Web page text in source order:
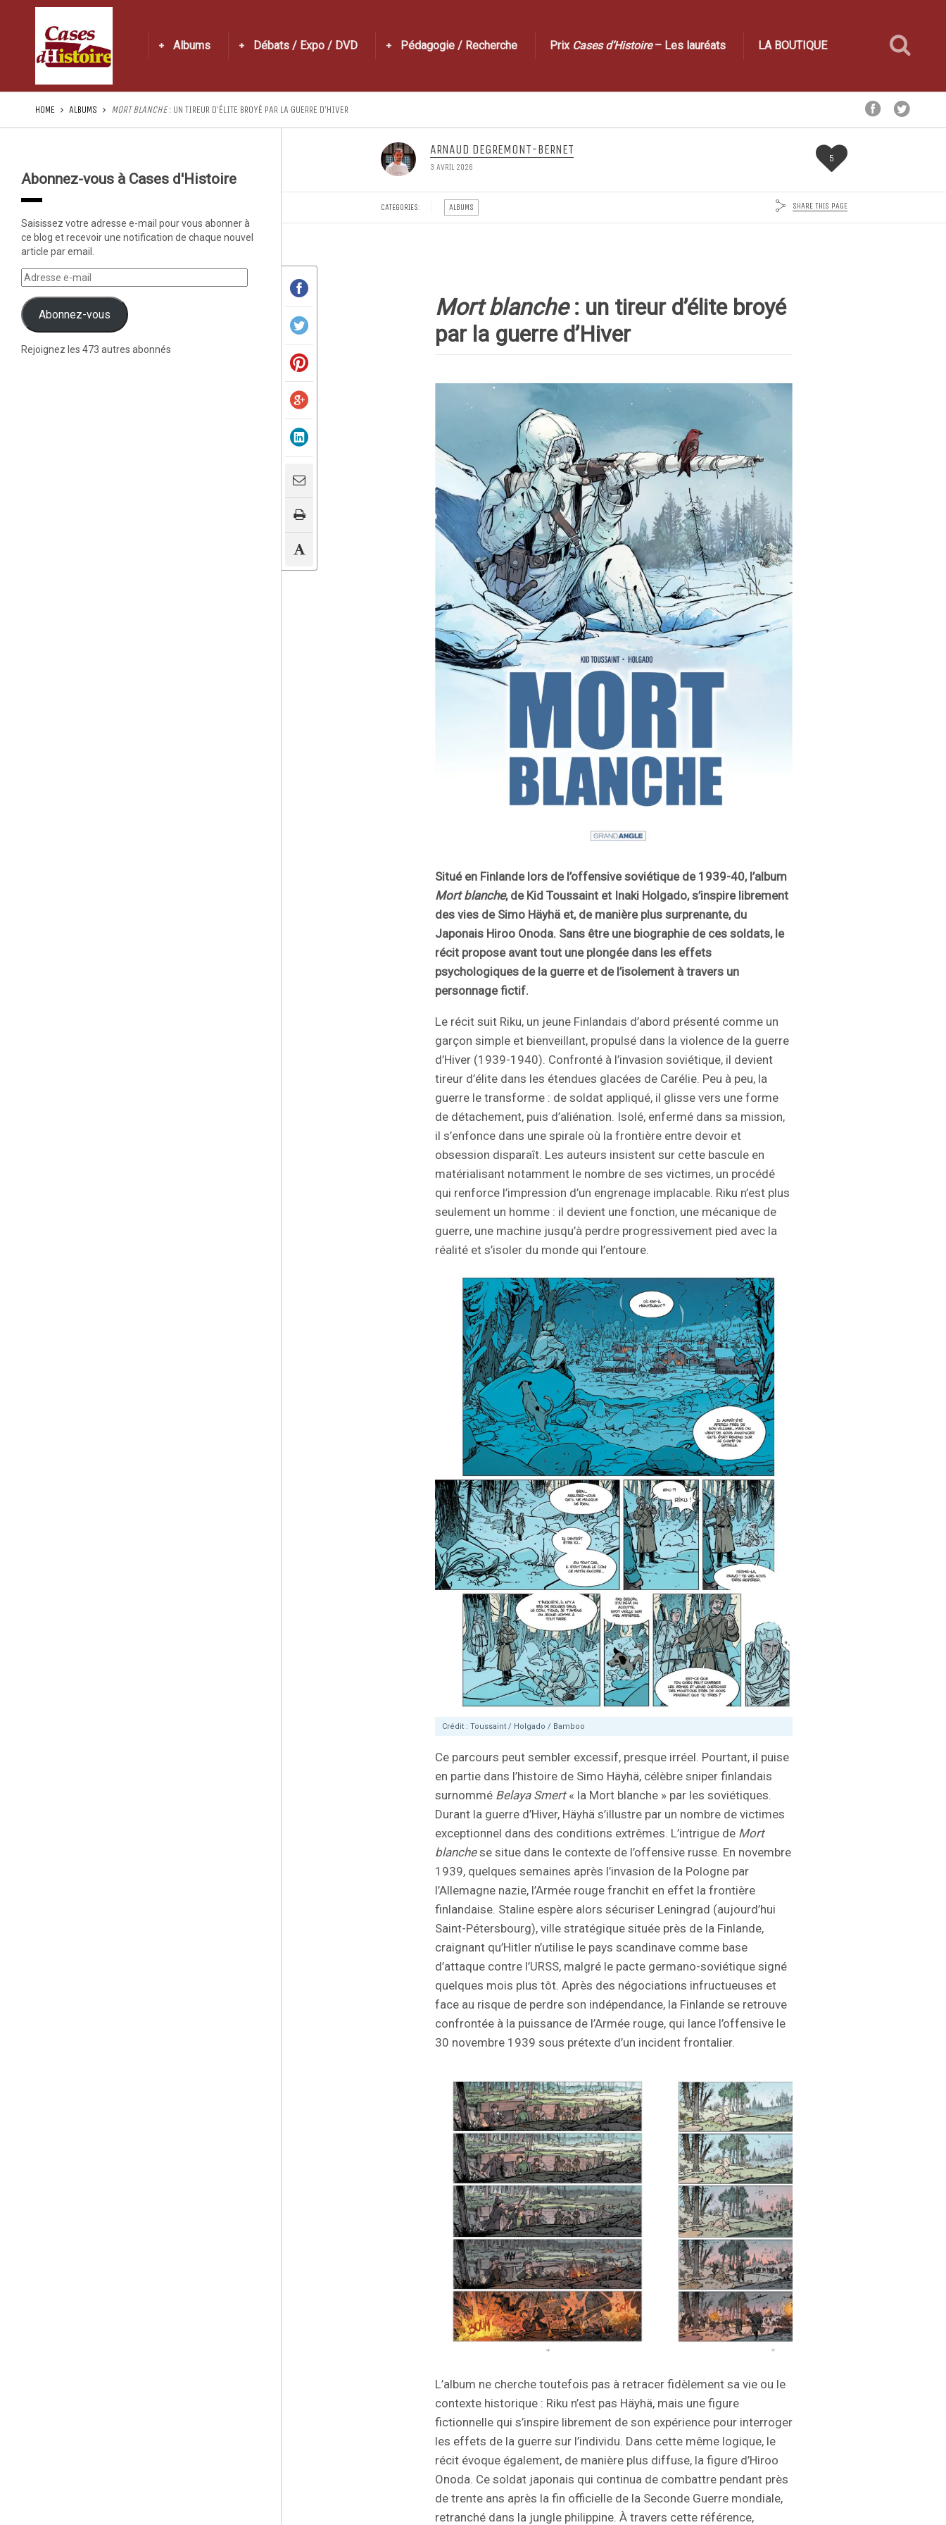
Albums Débats / Expo / DVD Pédagogie / Recherche Prix Cases d’Histoire– Les lauréats LA BOUTIQUE
HOME ALBUMS MORT BLANCHE: UN TIREUR D’ÉLITE BROYÉ PAR LA GUERRE D’HIVER
Abonnez-vous à Cases d'Histoire
Saisissez votre adresse e-mail pour vous abonner à
ce blog et recevoir une notification de chaque nouvel
article par email.
Abonnez-vous
Rejoignez les 473 autres abonnés
ARNAUD DEGREMONT-BERNET
3 AVRIL 2026
5
CATEGORIES: ALBUMS SHARE THIS PAGE
Mort blanche: un tireur d’élite broyé
par la guerre d’Hiver
Situé en Finlande lors de l’offensive soviétique de 1939-40, l’album
Mort blanche, de Kid Toussaint et Inaki Holgado, s’inspire librement
des vies de Simo Häyhä et, de manière plus surprenante, du
Japonais Hiroo Onoda. Sans être une biographie de ces soldats, le
récit propose avant tout une plongée dans les effets
psychologiques de la guerre et de l’isolement à travers un
personnage fictif.
Le récit suit Riku, un jeune Finlandais d’abord présenté comme un
garçon simple et bienveillant, propulsé dans la violence de la guerre
d’Hiver (1939-1940). Confronté à l’invasion soviétique, il devient
tireur d’élite dans les étendues glacées de Carélie. Peu à peu, la
guerre le transforme : de soldat appliqué, il glisse vers une forme
de détachement, puis d’aliénation. Isolé, enfermé dans sa mission,
il s’enfonce dans une spirale où la frontière entre devoir et
obsession disparaît. Les auteurs insistent sur cette bascule en
matérialisant notamment le nombre de ses victimes, un procédé
qui renforce l’impression d’un engrenage implacable. Riku n’est plus
seulement un homme : il devient une fonction, une mécanique de
guerre, une machine jusqu’à perdre progressivement pied avec la
réalité et s’isoler du monde qui l’entoure.
Crédit : Toussaint / Holgado / Bamboo
Ce parcours peut sembler excessif, presque irréel. Pourtant, il puise
en partie dans l’histoire de Simo Häyhä, célèbre sniper finlandais
surnommé Belaya Smert« la Mort blanche » par les soviétiques.
Durant la guerre d’Hiver, Häyhä s’illustre par un nombre de victimes
exceptionnel dans des conditions extrêmes. L’intrigue de Mort
blanchese situe dans le contexte de l’offensive russe. En novembre
1939, quelques semaines après l’invasion de la Pologne par
l’Allemagne nazie, l’Armée rouge franchit en effet la frontière
finlandaise. Staline espère alors sécuriser Leningrad (aujourd’hui
Saint-Pétersbourg), ville stratégique située près de la Finlande,
craignant qu’Hitler n’utilise le pays scandinave comme base
d’attaque contre l’URSS, malgré le pacte germano-soviétique signé
quelques mois plus tôt. Après des négociations infructueuses et
face au risque de perdre son indépendance, la Finlande se retrouve
confrontée à la puissance de l’Armée rouge, qui lance l’offensive le
30 novembre 1939 sous prétexte d’un incident frontalier.
L’album ne cherche toutefois pas à retracer fidèlement sa vie ou le
contexte historique : Riku n’est pas Häyhä, mais une figure
fictionnelle qui s’inspire librement de son expérience pour interroger
les effets de la guerre sur l’individu. Dans cette même logique, le
récit évoque également, de manière plus diffuse, la figure d’Hiroo
Onoda. Ce soldat japonais qui continua de combattre pendant près
de trente ans après la fin officielle de la Seconde Guerre mondiale,
retranché dans la jungle philippine. À travers cette référence,